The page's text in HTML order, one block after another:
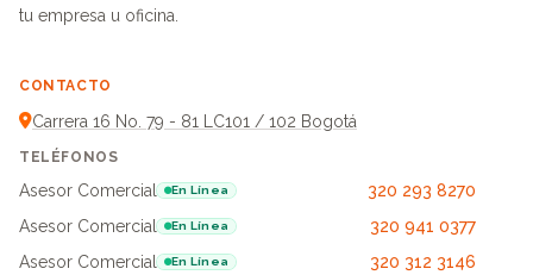
tu empresa u oficina.
CONTACTO
Carrera 16 No. 79 - 81 LC101 / 102 Bogotá
TELÉFONOS
Asesor Comercial En Línea
320 293 8270
Asesor Comercial
En Línea
320 941 0377
Asesor Comercial
En Línea
320 312 3146